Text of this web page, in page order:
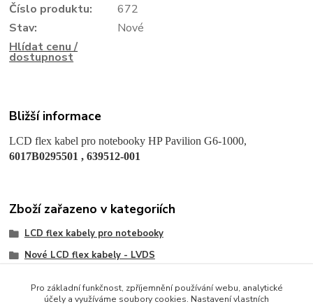
Číslo produktu:
672
Stav:
Nové
Hlídat cenu /
dostupnost
Bližší informace
LCD flex kabel pro notebooky HP Pavilion G6-1000,
6017B0295501 , 639512-001
Zboží zařazeno v kategoriích
LCD flex kabely pro notebooky
Nové LCD flex kabely - LVDS
Pro základní funkčnost, zpříjemnění používání webu, analytické
účely a využíváme soubory cookies. Nastavení vlastních